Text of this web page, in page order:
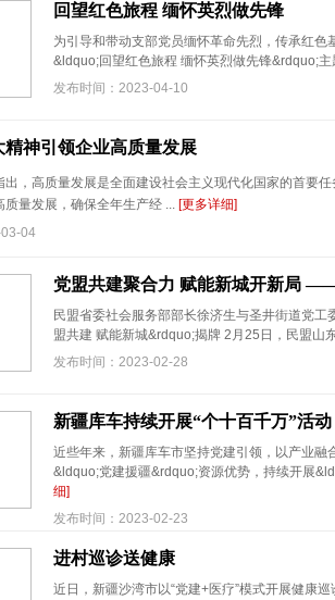
回望红色旅程 缅怀英烈做先锋
为引导和带动支部党员缅怀革命先烈，传承红色
&ldquo;回望红色旅程 缅怀英烈做先锋&rdquo;
发布时间：2023-04-10
精神引领企业高质量发展
出，高质量发展是全面建设社会主义现代化国家的首要
质量发展，确保全年生产经 ... [更多详细]
04
党盟共建聚合力 赋能新城开新局
民盟省委社会服务部部长徐济生与圣井街道党
盟共建 赋能新城&rdquo;揭牌 2月25日，民盟山
发布时间：2023-02-28
新疆库车持续开展“个十百千万”活
近些年来，新疆库车市坚持党建引领，以产业
&ldquo;党建援疆&rdquo;资源优势，持续开展
细]
发布时间：2023-02-23
进村巡诊送健康
近日，新疆沙湾市以“党建+医疗”模式开展健康